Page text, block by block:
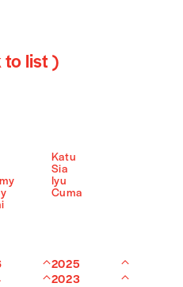
to list )
Katu
Sia
Iyu
Cuma
2025
2023